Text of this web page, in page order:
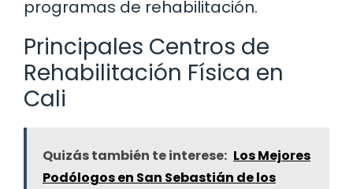
programas de rehabilitación.
Principales Centros de
Rehabilitación Física en
Cali
Quizás también te interese: Los Mejores
Podólogos en San Sebastián de los